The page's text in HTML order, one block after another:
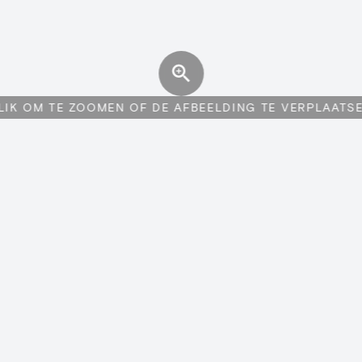
OM TE ZOOMEN OF DE AFBEELDING TE